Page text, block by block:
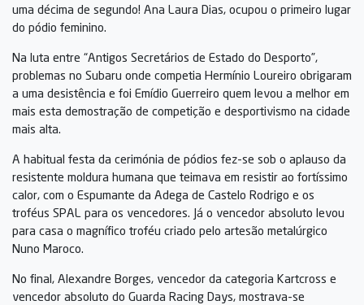
uma décima de segundo! Ana Laura Dias, ocupou o primeiro lugar
do pódio feminino.
Na luta entre “Antigos Secretários de Estado do Desporto”,
problemas no Subaru onde competia Hermínio Loureiro obrigaram
a uma desistência e foi Emídio Guerreiro quem levou a melhor em
mais esta demostração de competição e desportivismo na cidade
mais alta.
A habitual festa da cerimónia de pódios fez-se sob o aplauso da
resistente moldura humana que teimava em resistir ao fortíssimo
calor, com o Espumante da Adega de Castelo Rodrigo e os
troféus SPAL para os vencedores. Já o vencedor absoluto levou
para casa o magnífico troféu criado pelo artesão metalúrgico
Nuno Maroco.
No final, Alexandre Borges, vencedor da categoria Kartcross e
vencedor absoluto do Guarda Racing Days, mostrava-se